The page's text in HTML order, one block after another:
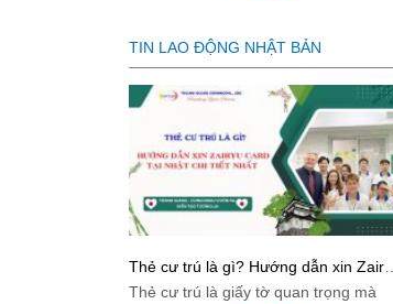
TIN LAO ĐỘNG NHẬT BẢN
Thẻ cư trú là gì? Hướng dẫn xin Zairyu
Card tại Nhật chi tiết nhất
Thẻ cư trú là giấy tờ quan trọng mà